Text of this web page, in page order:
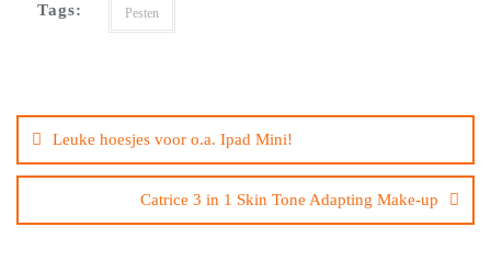
Tags: Pesten
navigatie
Leuke hoesjes voor o.a. Ipad Mini!
Catrice 3 in 1 Skin Tone Adapting Make-up